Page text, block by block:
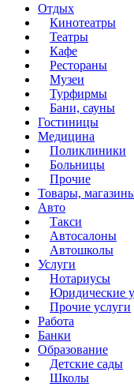
Отдых
Кинотеатры
Театры
Кафе
Рестораны
Музеи
Турфирмы
Бани, сауны
Гостиницы
Медицина
Поликлиники
Больницы
Прочие
Товары,
Авто
Такси
Автосалоны
Автошколы
Услуги
Нотариусы
Юридические
Прочие услуги
Работа
Банки
Образование
Детские сады
Школы